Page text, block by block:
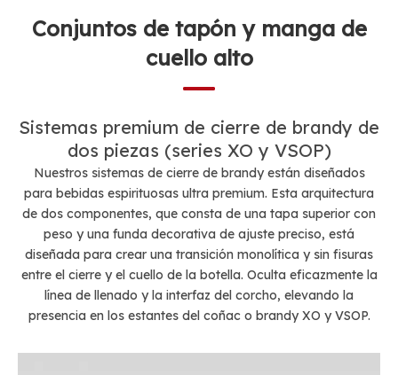
Conjuntos de tapón y manga de
cuello alto
Sistemas premium de cierre de brandy de
dos piezas (series XO y VSOP)
Nuestros sistemas de cierre de brandy están diseñados
para bebidas espirituosas ultra premium. Esta arquitectura
de dos componentes, que consta de una tapa superior con
peso y una funda decorativa de ajuste preciso, está
diseñada para crear una transición monolítica y sin fisuras
entre el cierre y el cuello de la botella. Oculta eficazmente la
línea de llenado y la interfaz del corcho, elevando la
presencia en los estantes del coñac o brandy XO y VSOP.